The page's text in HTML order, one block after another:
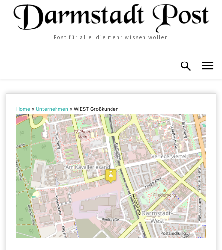
Post für alle, die mehr wissen wollen
Home »Unternehmen »WIEST Großkunden